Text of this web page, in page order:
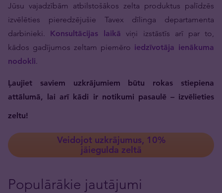
Jūsu vajadzībām atbilstošākos zelta produktus palīdzēs
izvēlēties pieredzējušie Tavex dīlinga departamenta
darbinieki. Konsultācijas laikā viņi izstāstīs arī par to,
kādos gadījumos zeltam piemēro iedzīvotāja ienākuma
nodokli.
Ļaujiet saviem uzkrājumiem būtu rokas stiepiena
attālumā, lai arī kādi ir notikumi pasaulē – izvēlieties
zeltu!
Veidojot uzkrājumus, 10%
jāiegulda zeltā
Populārākie jautājumi